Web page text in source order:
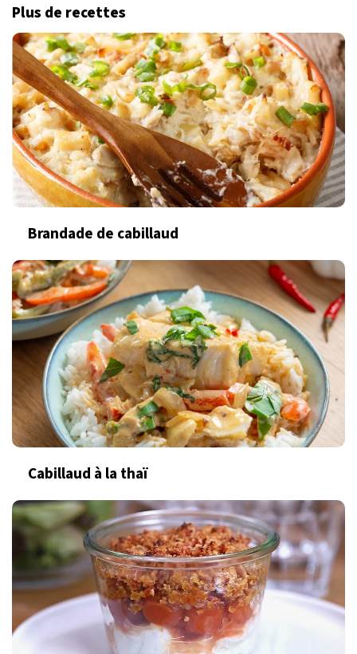
Plus de recettes
Brandade de cabillaud
Cabillaud à la thaï